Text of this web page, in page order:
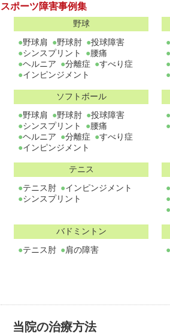
スポーツ障害事例集
野球
野球肩
野球肘
投球障害
シンスプリント
腰痛
ヘルニア
分離症
すべり症
インピンジメント
ソフトボール
野球肩
野球肘
投球障害
シンスプリント
腰痛
ヘルニア
分離症
すべり症
インピンジメント
テニス
テニス肘
インピンジメント
シンスプリント
バドミントン
テニス肘
肩の障害
当院の治療方法